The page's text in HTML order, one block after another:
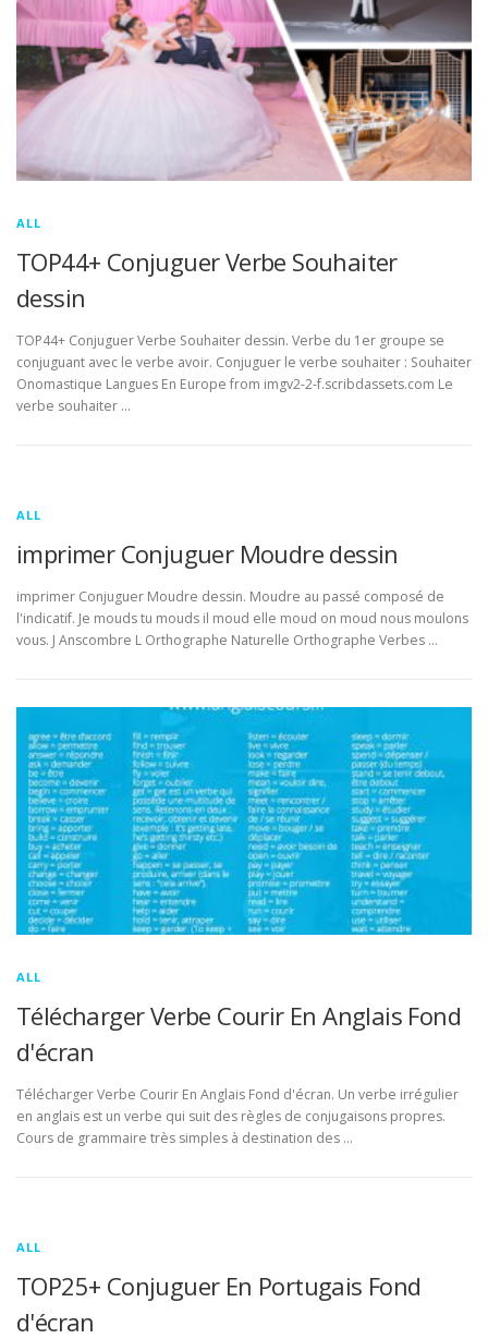
ALL
TOP44+ Conjuguer Verbe Souhaiter
dessin
TOP44+ Conjuguer Verbe Souhaiter dessin. Verbe du 1er groupe se
conjuguant avec le verbe avoir. Conjuguer le verbe souhaiter : Souhaiter
Onomastique Langues En Europe from imgv2-2-f.scribdassets.com Le
verbe souhaiter …
ALL
imprimer Conjuguer Moudre dessin
imprimer Conjuguer Moudre dessin. Moudre au passé composé de
l'indicatif. Je mouds tu mouds il moud elle moud on moud nous moulons
vous. J Anscombre L Orthographe Naturelle Orthographe Verbes …
ALL
Télécharger Verbe Courir En Anglais Fond
d'écran
Télécharger Verbe Courir En Anglais Fond d'écran. Un verbe irrégulier
en anglais est un verbe qui suit des règles de conjugaisons propres.
Cours de grammaire très simples à destination des …
ALL
TOP25+ Conjuguer En Portugais Fond
d'écran